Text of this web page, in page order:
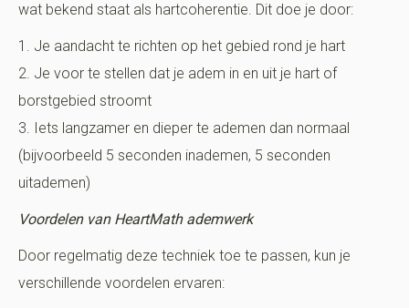
wat bekend staat als hartcoherentie. Dit doe je door:
1. Je aandacht te richten op het gebied rond je hart
2. Je voor te stellen dat je adem in en uit je hart of
borstgebied stroomt
3. Iets langzamer en dieper te ademen dan normaal
(bijvoorbeeld 5 seconden inademen, 5 seconden
uitademen)
Voordelen van HeartMath ademwerk
Door regelmatig deze techniek toe te passen, kun je
verschillende voordelen ervaren: